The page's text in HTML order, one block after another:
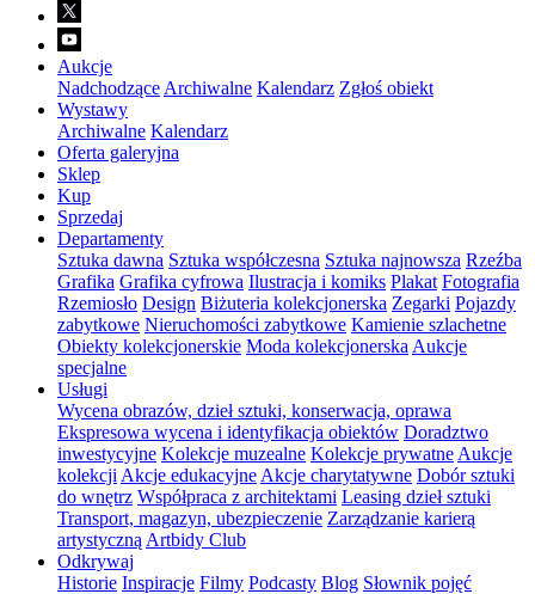
Aukcje
Nadchodzące Archiwalne Kalendarz Zgłoś obiekt
Wystawy
Archiwalne Kalendarz
Oferta galeryjna
Sklep
Kup
Sprzedaj
Departamenty
Sztuka dawna Sztuka współczesna Sztuka najnowsza Rzeźba
Grafika Grafika cyfrowa Ilustracja i komiks Plakat Fotografia
Rzemiosło Design Biżuteria kolekcjonerska Zegarki Pojazdy
zabytkowe Nieruchomości zabytkowe Kamienie szlachetne
Obiekty kolekcjonerskie Moda kolekcjonerska Aukcje
specjalne
Usługi
Wycena obrazów, dzieł sztuki, konserwacja, oprawa
Ekspresowa wycena i identyfikacja obiektów Doradztwo
inwestycyjne Kolekcje muzealne Kolekcje prywatne Aukcje
kolekcji Akcje edukacyjne Akcje charytatywne Dobór sztuki
do wnętrz Współpraca z architektami Leasing dzieł sztuki
Transport, magazyn, ubezpieczenie Zarządzanie karierą
artystyczną Artbidy Club
Odkrywaj
Historie Inspiracje Filmy Podcasty Blog Słownik pojęć